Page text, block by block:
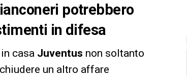
potrebbero
in difesa
casa Juventus non soltanto
un altro affare